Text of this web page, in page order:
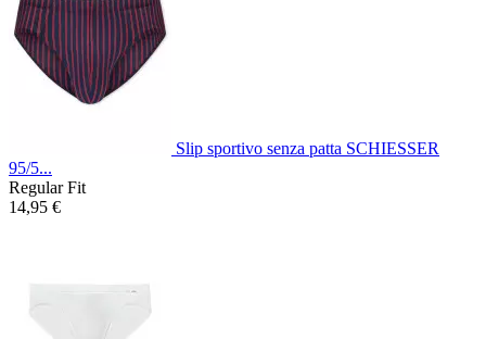
Slip sportivo senza patta SCHIESSER
95/5...
Regular Fit
14,95 €